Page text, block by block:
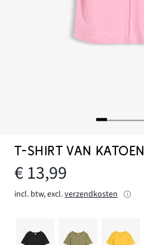
T-SHIRT VAN KATOEN
€ 13,99
incl. btw, excl.verzendkosten